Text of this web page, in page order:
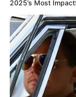
7. Hingga ia
Masak-Masak
2025’s Most